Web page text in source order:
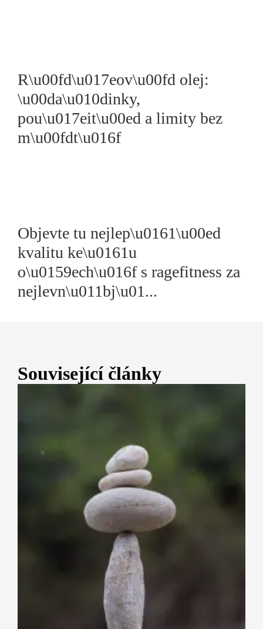
R\u00fd\u017eov\u00fd olej:
\u00da\u010dinky,
pou\u017eit\u00ed a limity bez
m\u00fdt\u016f
Objevte tu nejlep\u0161\u00ed
kvalitu ke\u0161u
o\u0159ech\u016f s ragefitness za
nejlevn\u011bj\u01...
Související články